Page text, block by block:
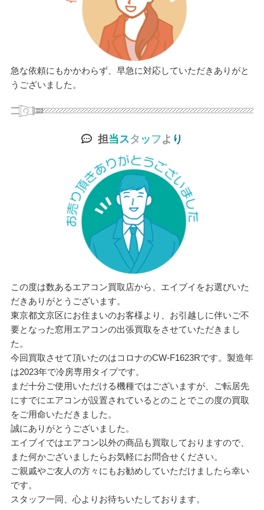
急な依頼にもかかわらず、早急に対応していただきありがと
うございました。
担当スタ ッ フよ り
この度は数あるエアコン買取店から、エイブイをお選びいた
だきありがとうございます。
東京都文京区にお住まいのお客様より、お引越しに伴いご不
要となった窓用エアコンの出張買取をさせていただきまし
た。
今回買取させて頂いたのはコロナのCW-F1623Rです。製造年
は2023年で冷房専用タイプです。
まだ十分ご使用いただける機種ではございますが、ご転居先
にすでにエアコンが設置されているとのことでこの度の買取
をご用命いただきました。
誠にありがとうございました。
エイブイではエアコン以外の商品も買取しておりますので、
また何かございましたらお気軽にお問合せください。
ご親戚やご友人の方々にもお勧めしていただけましたら幸い
です。
スタッフ一同、心よりお待ちいたしております。